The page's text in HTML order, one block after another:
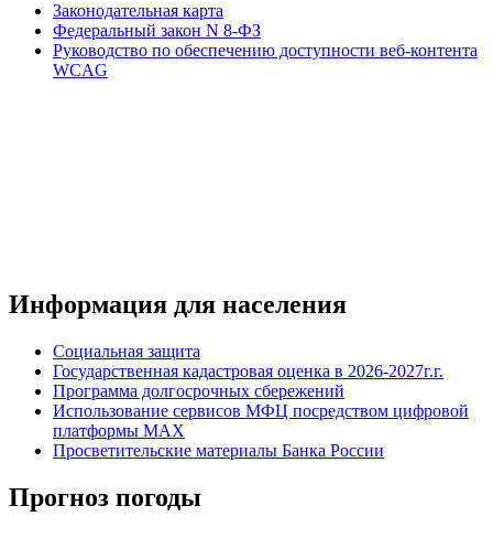
Законодательная карта
Федеральный закон N 8-ФЗ
Руководство по обеспечению доступности веб-контента
WCAG
Информация для населения
Социальная защита
Государственная кадастровая оценка в 2026-2027г.г.
Программа долгосрочных сбережений
Использование сервисов МФЦ посредством цифровой
платформы MAX
Просветительские материалы Банка России
Прогноз погоды